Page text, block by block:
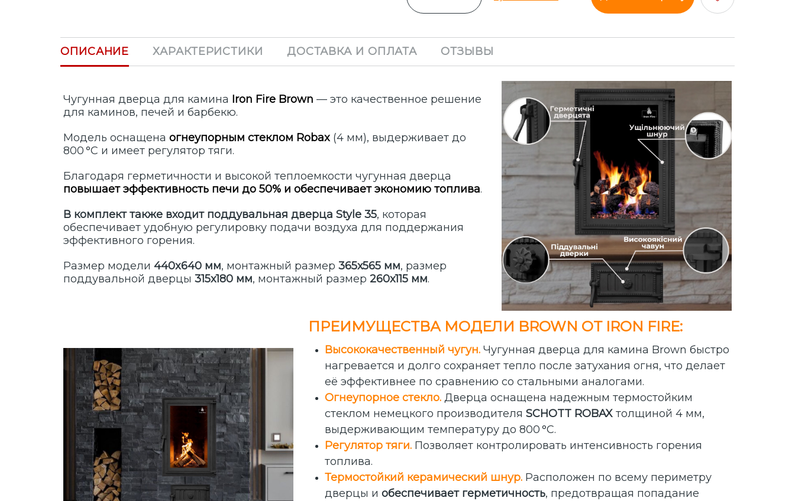
ОПИСАНИЕ ХАРАКТЕРИСТИКИ ДОСТАВКА И ОПЛАТА ОТЗЫВЫ
Чугунная дверца для камина Iron Fire Brown — это качественное решение
для каминов, печей и барбекю.
Модель оснащена огнеупорным стеклом Robax(4 мм), выдерживает до
800 °C и имеет регулятор тяги.
Благодаря герметичности и высокой теплоемкости чугунная дверца
повышает эффективность печи до 50% и обеспечивает экономию топлива.
В комплект также входит поддувальная дверца Style 35, которая
обеспечивает удобную регулировку подачи воздуха для поддержания
эффективного горения.
Размер модели 440x640 мм, монтажный размер 365х565 мм, размер
поддувальной дверцы 315х180 мм, монтажный размер 260х115 мм.
ПРЕИМУЩЕСТВА МОДЕЛИ BROWN ОТ IRON FIRE:
Высококачественный чугун. Чугунная дверца для камина Brown быстро
нагревается и долго сохраняет тепло после затухания огня, что делает
её эффективнее по сравнению со стальными аналогами.
Огнеупорное стекло. Дверца оснащена надежным термостойким
стеклом немецкого производителя SCHOTT ROBAX толщиной 4 мм,
выдерживающим температуру до 800 °C.
Регулятор тяги. Позволяет контролировать интенсивность горения
топлива.
Термостойкий керамический шнур. Расположен по всему периметру
дверцы и обеспечивает герметичность, предотвращая попадание